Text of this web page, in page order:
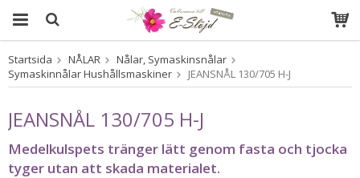
Produkten har blivit tillagd i varukorgen
Startsida NÅLAR
Nålar, Symaskinsnålar
Symaskinnålar Hushållsmaskiner
JEANSNÅL 130/705 H-J
JEANSNÅL 130/705 H-J
Medelkulspets tränger lätt genom fasta och tjocka
tyger utan att skada materialet.